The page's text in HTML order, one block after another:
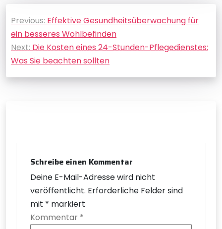
Beitragsnavigation
Previous: Effektive Gesundheitsüberwachung für
ein besseres Wohlbefinden
Next: Die Kosten eines 24-Stunden-Pflegedienstes:
Was Sie beachten sollten
Schreibe einen Kommentar
Deine E-Mail-Adresse wird nicht
veröffentlicht. Erforderliche Felder sind
mit * markiert
Kommentar *